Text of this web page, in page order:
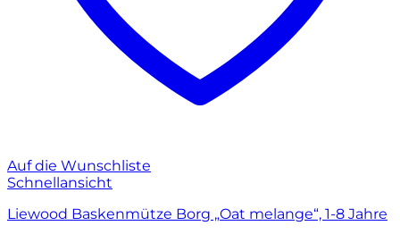
Auf die Wunschliste
Schnellansicht
Liewood Baskenmütze Borg „Oat melange“, 1-8 Jahre